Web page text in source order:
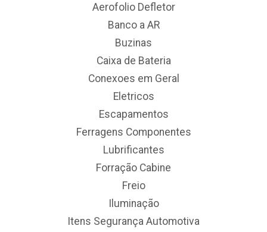
Aerofolio Defletor
Banco a AR
Buzinas
Caixa de Bateria
Conexoes em Geral
Eletricos
Escapamentos
Ferragens Componentes
Lubrificantes
Forração Cabine
Freio
Iluminação
Itens Segurança Automotiva